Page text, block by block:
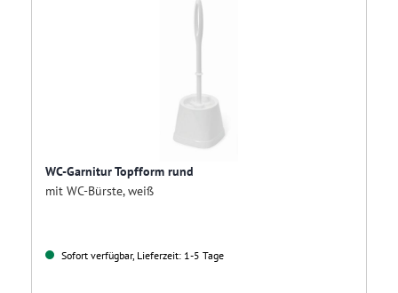
WC-Garnitur Topfform rund
mit WC-Bürste, weiß
Sofort verfügbar, Lieferzeit: 1-5 Tage